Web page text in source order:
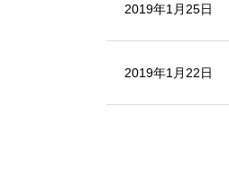
2019年1月25日
2019年1月22日